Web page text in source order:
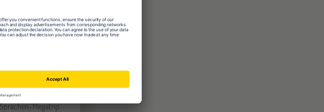
Megatrip